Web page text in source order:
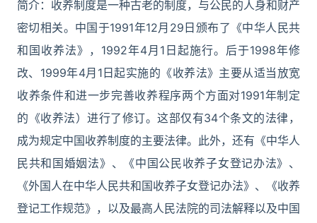
简介：收养制度是一种古老的制度，与公民的人身和财产
密切相关。中国于1991年12月29日颁布了《中华人民共
和国收养法》，1992年4月1日起施行。后于1998年修
改、1999年4月1日起实施的《收养法》主要从适当放宽
收养条件和进一步完善收养程序两个方面对1991年制定
的《收养法）进行了修订。这部仅有34个条文的法律，
成为规定中国收养制度的主要法律。此外，还有《中华人
民共和国婚姻法》、《中国公民收养子女登记办法》、
《外国人在中华人民共和国收养子女登记办法》、《收养
登记工作规范》，以及最高人民法院的司法解释以及中国